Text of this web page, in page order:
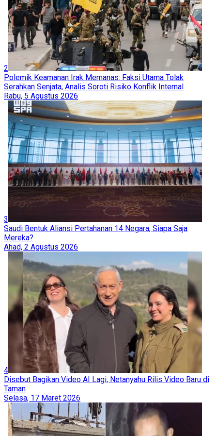
2
Polemik Keamanan Irak Memanas: Faksi Utama Tolak
Serahkan Senjata, Analis Soroti Risiko Konflik Internal
Rabu, 5 Agustus 2026
3
Saudi Bentuk Aliansi Pertahanan 14 Negara, Siapa Saja
Mereka?
Ahad, 2 Agustus 2026
4
Disebut Bagikan Video AI Lagi, Netanyahu Rilis Video Baru di
Taman
Selasa, 17 Maret 2026